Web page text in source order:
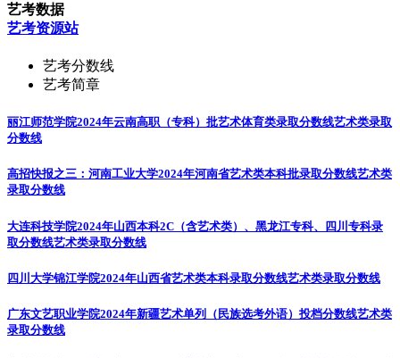
艺考数据
艺考资源站
艺考分数线
艺考简章
丽江师范学院2024年云南高职（专科）批艺术体育类录取分数线艺术类录取
分数线
高招快报之三：河南工业大学2024年河南省艺术类本科批录取分数线艺术类
录取分数线
大连科技学院2024年山西本科2C（含艺术类）、黑龙江专科、四川专科录
取分数线艺术类录取分数线
四川大学锦江学院2024年山西省艺术类本科录取分数线艺术类录取分数线
广东文艺职业学院2024年新疆艺术单列（民族选考外语）投档分数线艺术类
录取分数线